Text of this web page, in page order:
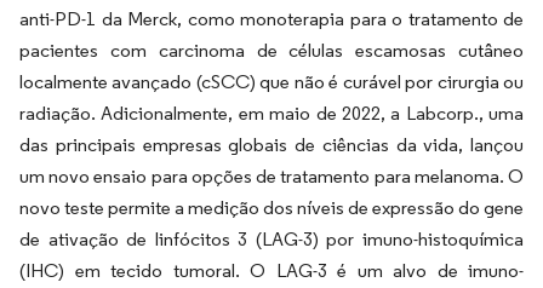
anti-PD-1 da Merck, como monoterapia para o tratamento de
pacientes com carcinoma de células escamosas cutâneo
localmente avançado (cSCC) que não é curável por cirurgia ou
radiação. Adicionalmente, em maio de 2022, a Labcorp., uma
das principais empresas globais de ciências da vida, lançou
um novo ensaio para opções de tratamento para melanoma. O
novo teste permite a medição dos níveis de expressão do gene
de ativação de linfócitos 3 (LAG-3) por imuno-histoquímica
(IHC) em tecido tumoral. O LAG-3 é um alvo de imuno-